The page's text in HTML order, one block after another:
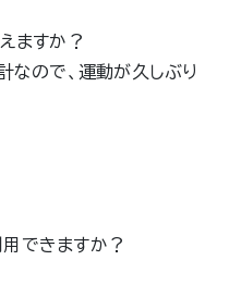
ますか？
なので、運動が久しぶり
用できますか？